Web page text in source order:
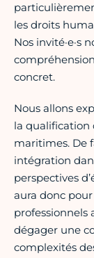
les droits
Nos invité·e·s
concret.
Nous allons
la qualification
maritimes. De
intégration
perspectives
aura donc
professionnels
dégager une
complexités